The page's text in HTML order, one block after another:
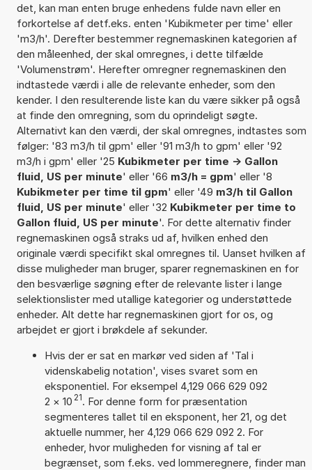
det, kan man enten bruge enhedens fulde navn eller en
forkortelse af detf.eks. enten 'Kubikmeter per time' eller
'm3/h'. Derefter bestemmer regnemaskinen kategorien af
den måleenhed, der skal omregnes, i dette tilfælde
'Volumenstrøm'. Herefter omregner regnemaskinen den
indtastede værdi i alle de relevante enheder, som den
kender. I den resulterende liste kan du være sikker på også
at finde den omregning, som du oprindeligt søgte.
Alternativt kan den værdi, der skal omregnes, indtastes som
følger: '83 m3/h til gpm' eller '91 m3/h to gpm' eller '92
m3/h i gpm' eller '25 Kubikmeter per time -> Gallon
fluid, US per minute' eller '66 m3/h = gpm' eller '8
Kubikmeter per time til gpm' eller '49 m3/h til Gallon
fluid, US per minute' eller '32 Kubikmeter per time to
Gallon fluid, US per minute'. For dette alternativ finder
regnemaskinen også straks ud af, hvilken enhed den
originale værdi specifikt skal omregnes til. Uanset hvilken af
disse muligheder man bruger, sparer regnemaskinen en for
den besværlige søgning efter de relevante lister i lange
selektionslister med utallige kategorier og understøttede
enheder. Alt dette har regnemaskinen gjort for os, og
arbejdet er gjort i brøkdele af sekunder.
Hvis der er sat en markør ved siden af 'Tal i
videnskabelig notation', vises svaret som en
eksponentiel. For eksempel 4,129 066 629 092
2 × 10 21. For denne form for præsentation
segmenteres tallet til en eksponent, her 21, og det
aktuelle nummer, her 4,129 066 629 092 2. For
enheder, hvor muligheden for visning af tal er
begrænset, som f.eks. ved lommeregnere, finder man